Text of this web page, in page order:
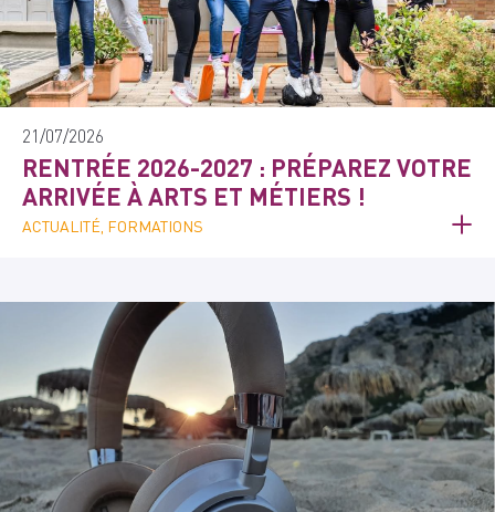
21/07/2026
RENTRÉE 2026-2027 : PRÉPAREZ VOTRE
ARRIVÉE À ARTS ET MÉTIERS !
ACTUALITÉ, FORMATIONS